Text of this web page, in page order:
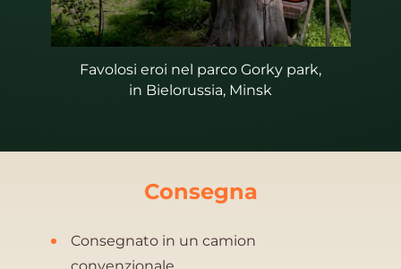
Favolosi eroi nel parco Gorky park,
in Bielorussia, Minsk
Consegna
Consegnato in un camion